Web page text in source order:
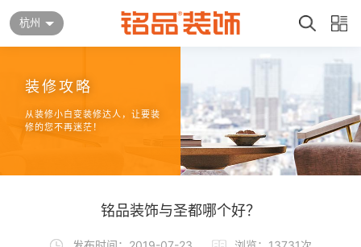
杭州
装修攻略
从装修小白变装修达人，让要装
修的您不再迷茫！
铭品装饰与圣都哪个好？